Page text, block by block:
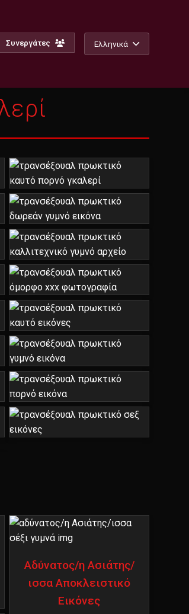
Συνεργάτες Ελληνικά
Αδύνατος/η Ασιάτης/
ισσα Αποκλειστικό
Εικόνες